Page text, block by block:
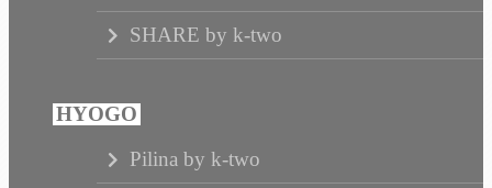
SHARE by k-two
Pilina by k-two